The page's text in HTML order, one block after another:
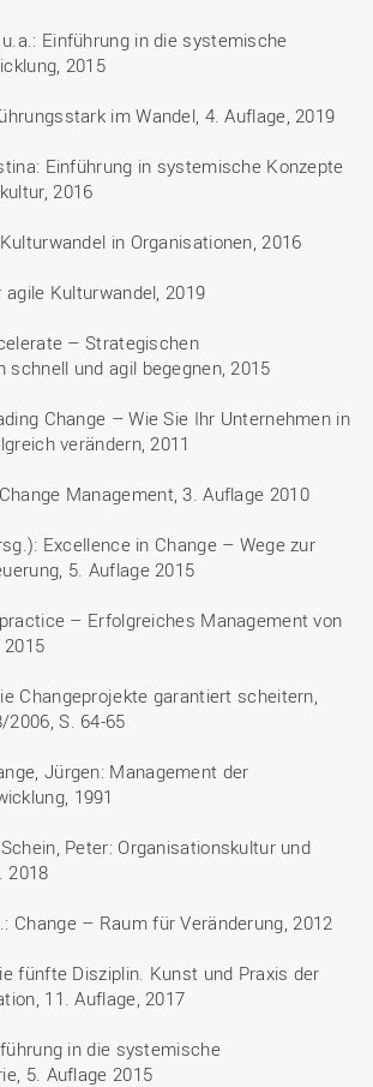
Einführung in die systemische
2015
im Wandel, 4. Auflage, 2019
Einführung in systemische Konzepte
2016
in Organisationen, 2016
Kulturwandel, 2019
– Strategischen
schnell und agil begegnen, 2015
Change – Wie Sie Ihr Unternehmen in
verändern, 2011
Management, 3. Auflage 2010
Excellence in Change – Wege zur
5. Auflage 2015
– Erfolgreiches Management von
Changeprojekte garantiert scheitern,
2006, S. 64-65
Jürgen: Management der
1991
Peter: Organisationskultur und
2018
Change – Raum für Veränderung, 2012
fünfte Disziplin. Kunst und Praxis der
11. Auflage, 2017
in die systemische
5. Auflage 2015